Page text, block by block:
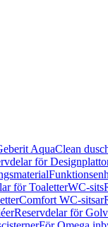
AquaClean
för
för ToaletterWC-sits
Comfort WC-sitsar
Reservdelar för